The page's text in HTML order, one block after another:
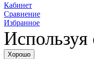
Кабинет
Сравнение
Избранное
Используя
Хорошо